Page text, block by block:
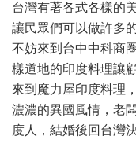
台灣有著各式各樣的
讓民眾們可以做許多
不妨來到台中中科商
樣道地的印度料理讓
來到魔力屋印度料理
濃濃的異國風情，老
度人，結婚後回台灣